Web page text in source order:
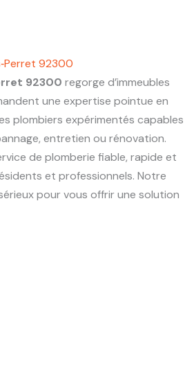
92300
92300 regorge d’immeubles
une expertise pointue en
plombiers expérimentés capables
entretien ou rénovation.
de plomberie fiable, rapide et
et professionnels. Notre
pour vous offrir une solution